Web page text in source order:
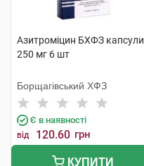
Азитроміцин БХФЗ капсули
250 мг 6 шт
Борщагівський ХФЗ
Є в наявності
від 120.60 грн
КУПИТИ